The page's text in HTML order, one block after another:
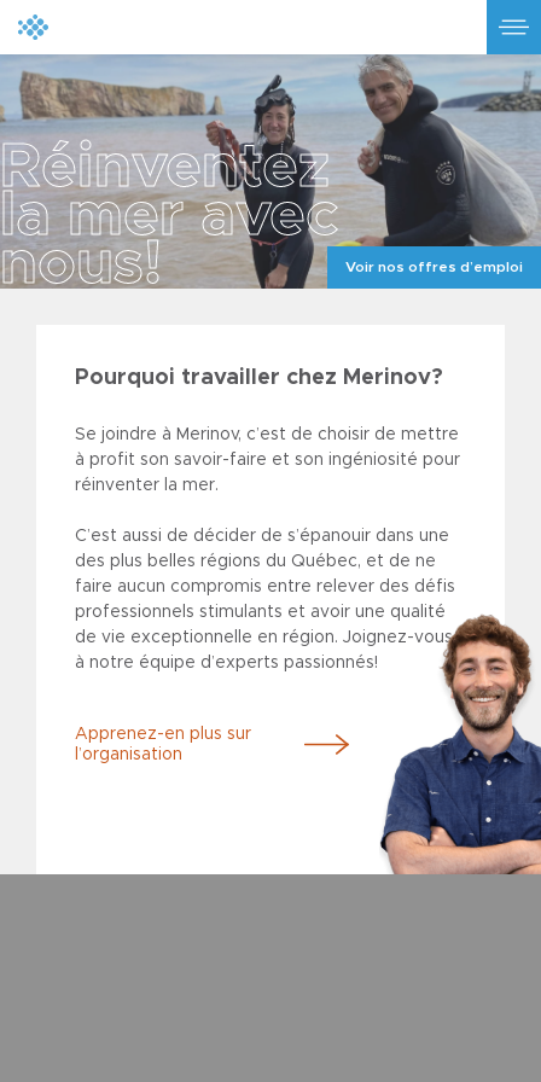
Réinventez
la mer avec
nous! Voir nos offres d’emploi
Pourquoi travailler chez Merinov?
Se joindre à Merinov, c’est de choisir de mettre
à profit son savoir-faire et son ingéniosité pour
réinventer la mer.
C’est aussi de décider de s’épanouir dans une
des plus belles régions du Québec, et de ne
faire aucun compromis entre relever des défis
professionnels stimulants et avoir une qualité
de vie exceptionnelle en région. Joignez-vous
à notre équipe d’experts passionnés!
Apprenez-en plus sur
l’organisation